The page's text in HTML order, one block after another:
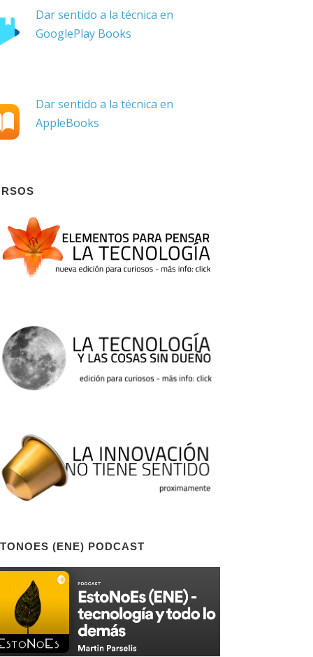
Dar sentido a la técnica en
GooglePlay Books
Dar sentido a la técnica en
AppleBooks
(ENE) PODCAST